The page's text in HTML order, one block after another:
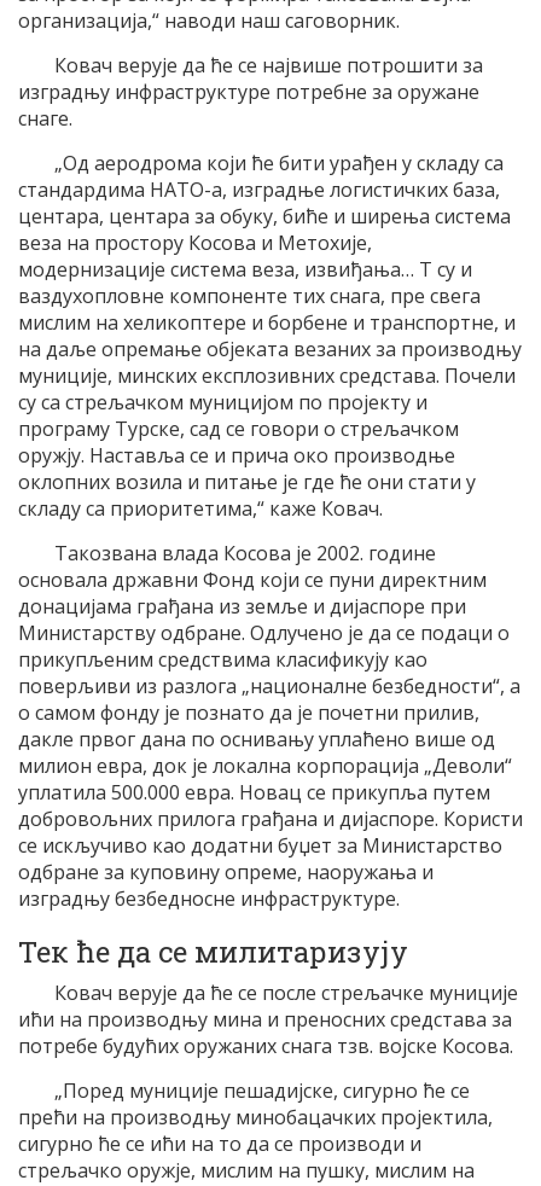
организација,“ наводи наш саговорник.
Ковач верује да ће се највише потрошити за
изградњу инфраструктуре потребне за оружане
снаге.
„Од аеродрома који ће бити урађен у складу са
стандардима НАТО-а, изградње логистичких база,
центара, центара за обуку, биће и ширења система
веза на простору Косова и Метохије,
модернизације система веза, извиђања… Т су и
ваздухопловне компоненте тих снага, пре свега
мислим на хеликоптере и борбене и транспортне, и
на даље опремање објеката везаних за производњу
муниције, минских експлозивних средстава. Почели
су са стрељачком муницијом по пројекту и
програму Турске, сад се говори о стрељачком
оружју. Наставља се и прича око производње
оклопних возила и питање је где ће они стати у
складу са приоритетима,“ каже Ковач.
Такозвана влада Косова је 2002. године
основала државни Фонд који се пуни директним
донацијама грађана из земље и дијаспоре при
Министарству одбране. Одлучено је да се подаци о
прикупљеним средствима класификују као
поверљиви из разлога „националне безбедности“, а
о самом фонду је познато да је почетни прилив,
дакле првог дана по оснивању уплаћено више од
милион евра, док је локална корпорација „Деволи“
уплатила 500.000 евра. Новац се прикупља путем
добровољних прилога грађана и дијаспоре. Користи
се искључиво као додатни буџет за Министарство
одбране за куповину опреме, наоружања и
изградњу безбедносне инфраструктуре.
Тек ће да се милитаризују
Ковач верује да ће се после стрељачке муниције
ићи на производњу мина и преносних средстава за
потребе будућих оружаних снага тзв. војске Косова.
„Поред муниције пешадијске, сигурно ће се
прећи на производњу минобацачких пројектила,
сигурно ће се ићи на то да се производи и
стрељачко оружје, мислим на пушку, мислим на